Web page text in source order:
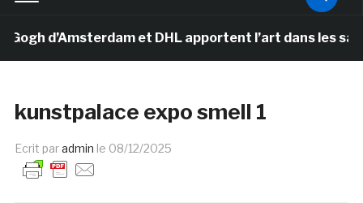
d’Amsterdam et DHL apportent l’art dans les salles
kunstpalace expo smell 1
Ecrit paradmin le 08/12/2025